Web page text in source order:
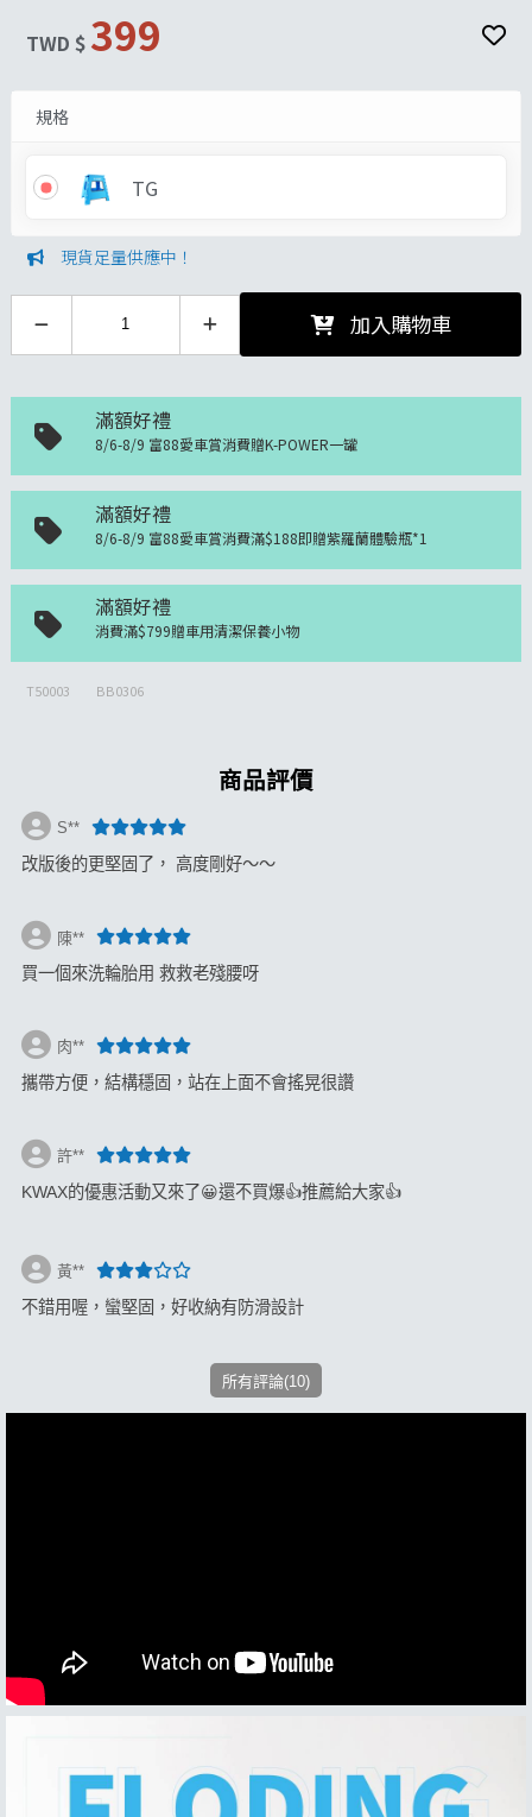
TWD $ 399
規格
TG
現貨足量供應中！
加入購物車
滿額好禮
8/6-8/9 富88愛車賞消費贈K-POWER一罐
滿額好禮
8/6-8/9 富88愛車賞消費滿$188即贈紫羅蘭體驗瓶*1
滿額好禮
消費滿$799贈車用清潔保養小物
T50003 BB0306
商品評價
S**
改版後的更堅固了， 高度剛好～～
陳**
買一個來洗輪胎用 救救老殘腰呀
肉**
攜帶方便，結構穩固，站在上面不會搖晃很讚
許**
KWAX的優惠活動又來了😀還不買爆👍推薦給大家👍
黃**
不錯用喔，蠻堅固，好收納有防滑設計
所有評論(10)